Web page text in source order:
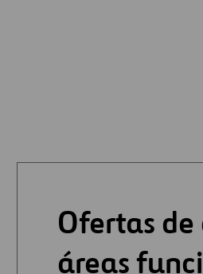
Ofertas
áreas